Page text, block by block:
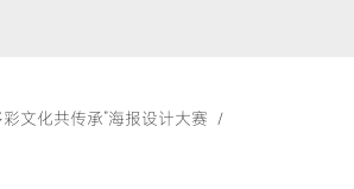
彩文化共传承”海报设计大赛 /